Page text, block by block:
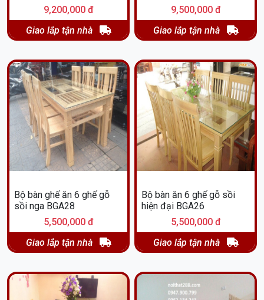
9,200,000 đ
Giao lắp tận nhà
9,500,000 đ
Giao lắp tận nhà
Bộ bàn ghế ăn 6 ghế gỗ
sồi nga BGA28
5,500,000 đ
Giao lắp tận nhà
Bộ bàn ăn 6 ghế gỗ sồi
hiện đại BGA26
5,500,000 đ
Giao lắp tận nhà